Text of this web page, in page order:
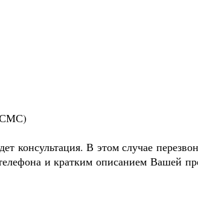
СМС)
консультация. В этом случае
и кратким описанием Вашей